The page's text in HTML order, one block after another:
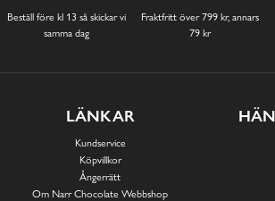
Beställ före kl 13 så skickar vi
samma dag
Fraktfritt över 799 kr, annars
79 kr
LÄNKAR
Kundservice
Köpvillkor
Ångerrätt
Om Narr Chocolate Webbshop